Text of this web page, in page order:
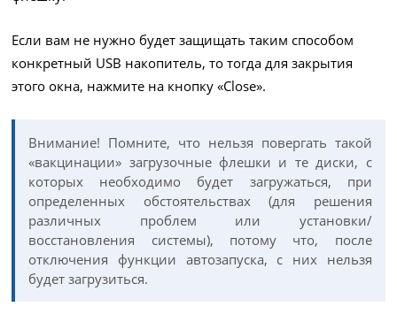
Если вам не нужно будет защищать таким способом
конкретный USB накопитель, то тогда для закрытия
этого окна, нажмите на кнопку «Close».
Внимание! Помните, что нельзя повергать такой
«вакцинации» загрузочные флешки и те диски, с
которых необходимо будет загружаться, при
определенных обстоятельствах (для решения
различных проблем или установки/
восстановления системы), потому что, после
отключения функции автозапуска, с них нельзя
будет загрузиться.